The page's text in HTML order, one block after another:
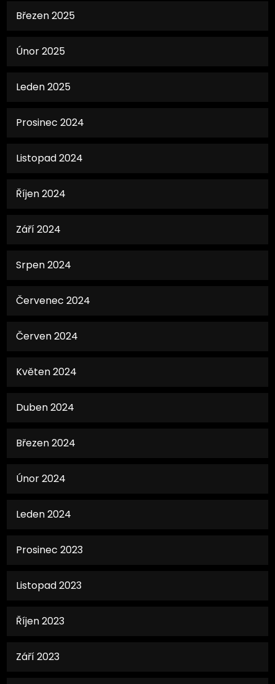
Březen 2025
Únor 2025
Leden 2025
Prosinec 2024
Listopad 2024
Říjen 2024
Září 2024
Srpen 2024
Červenec 2024
Červen 2024
Květen 2024
Duben 2024
Březen 2024
Únor 2024
Leden 2024
Prosinec 2023
Listopad 2023
Říjen 2023
Září 2023